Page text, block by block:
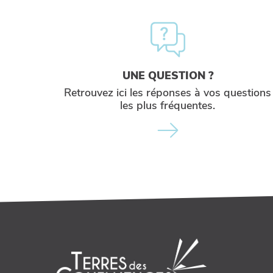
UNE QUESTION ?
Retrouvez ici les réponses à vos questions
les plus fréquentes.